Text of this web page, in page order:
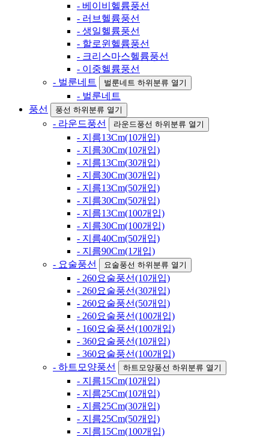
- 베이비헬륨풍선
- 러브헬륨풍선
- 생일헬륨풍선
- 할로윈헬륨풍선
- 크리스마스헬륨풍선
- 이중헬륨풍선
- 벌룬네트
벌룬네트 하위분류 열기
- 벌룬네트
풍선
풍선 하위분류 열기
- 라운드풍선 라운드풍선 하위분류 열기
- 지름13Cm(10개입)
- 지름30Cm(10개입)
- 지름13Cm(30개입)
- 지름30Cm(30개입)
- 지름13Cm(50개입)
- 지름30Cm(50개입)
- 지름13Cm(100개입)
- 지름30Cm(100개입)
- 지름40Cm(50개입)
- 지름90Cm(1개입)
- 요술풍선
요술풍선 하위분류 열기
- 260요술풍선(10개입)
- 260요술풍선(30개입)
- 260요술풍선(50개입)
- 260요술풍선(100개입)
- 160요술풍선(100개입)
- 360요술풍선(10개입)
- 360요술풍선(100개입)
- 하트모양풍선
하트모양풍선 하위분류 열기
- 지름15Cm(10개입)
- 지름25Cm(10개입)
- 지름25Cm(30개입)
- 지름25Cm(50개입)
- 지름15Cm(100개입)